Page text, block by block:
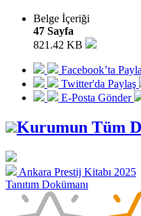
Belge İçeriği
47 Sayfa
821.42 KB
Facebook’ta
Twitter'da Paylaş
E-Posta Gönder
Kurumun Tüm
Ankara Prestij Kitabı 2025
Tanıtım Dokümanı